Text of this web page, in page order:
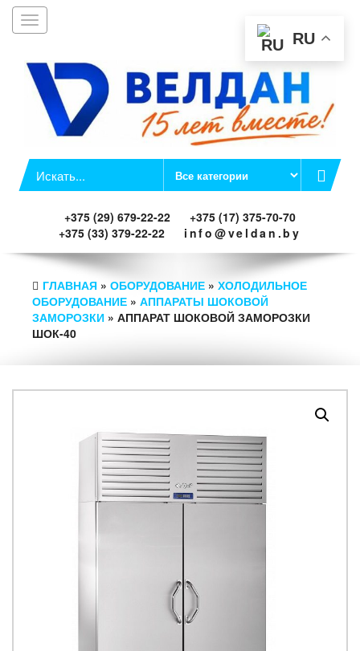
+375 (29) 679-22-22
+375 (17) 375-70-70
+375 (33) 379-22-22
info@veldan.by
Toggle
navigation
ГЛАВНАЯ » ОБОРУДОВАНИЕ » ХОЛОДИЛЬНОЕ
ОБОРУДОВАНИЕ » АППАРАТЫ ШОКОВОЙ
ЗАМОРОЗКИ » АППАРАТ ШОКОВОЙ ЗАМОРОЗКИ
ШОК-40
RU